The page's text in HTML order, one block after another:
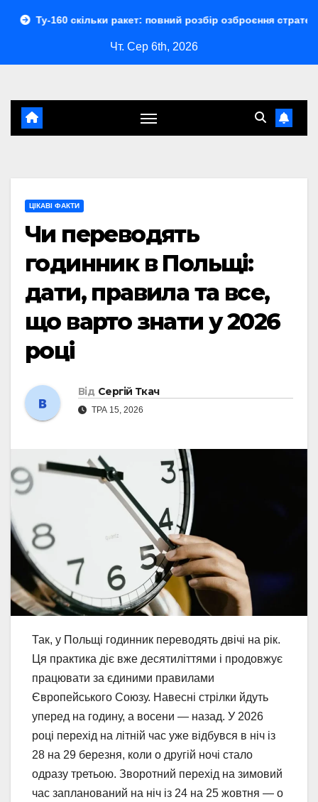
ракет: повний розбір озброєння стратегічного
Чт. Сер 6th, 2026
ЦІКАВІ ФАКТИ
Чи переводять
годинник в Польщі:
дати, правила та все,
що варто знати у 2026
році
Від Сергій Ткач
ТРА 15, 2026
Так, у Польщі годинник переводять двічі на рік.
Ця практика діє вже десятиліттями і продовжує
працювати за єдиними правилами
Європейського Союзу. Навесні стрілки йдуть
уперед на годину, а восени — назад. У 2026
році перехід на літній час уже відбувся в ніч із
28 на 29 березня, коли о другій ночі стало
одразу третьою. Зворотний перехід на зимовий
час запланований на ніч із 24 на 25 жовтня — о